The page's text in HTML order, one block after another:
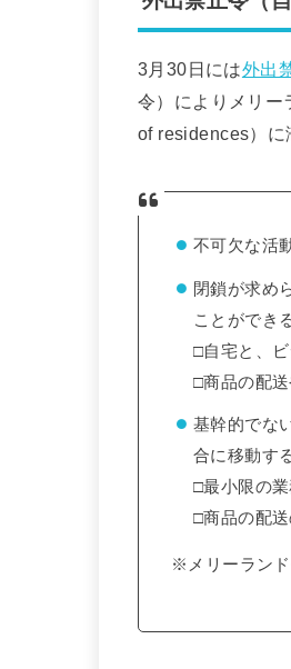
3月30日には外出
令）によりメリー
of residences）に
不可欠な活
閉鎖が求め
ことができ
□自宅と、
□商品の配
基幹的でな
合に移動す
□最小限の
□商品の配
※メリーランド